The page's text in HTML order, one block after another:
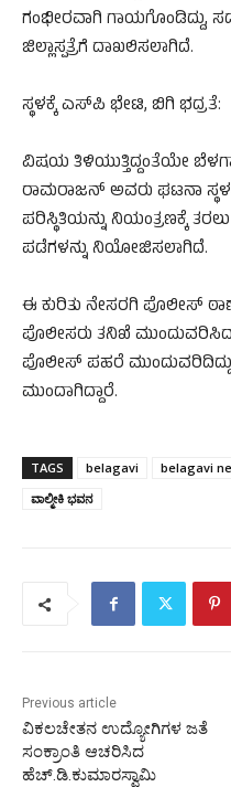
ಗಂಭೀರವಾಗಿ ಗಾಯಗೊಂಡಿದ್ದು,
ಜಿಲ್ಲಾಸ್ಪತ್ರೆಗೆ ದಾಖಲಿಸಲಾಗಿದೆ.
ಸ್ಥಳಕ್ಕೆ ಎಸ್‌ಪಿ ಭೇಟಿ, ಬಿಗಿ ಭದ್ರತೆ:
ವಿಷಯ ತಿಳಿಯುತ್ತಿದ್ದಂತೆಯೇ
ರಾಮರಾಜನ್ ಅವರು ಘಟನಾ
ಪರಿಸ್ಥಿತಿಯನ್ನು ನಿಯಂತ್ರಣಕ್ಕೆ
ಪಡೆಗಳನ್ನು ನಿಯೋಜಿಸಲಾಗಿದೆ.
ಈ ಕುರಿತು ನೇಸರಗಿ ಪೊಲೀಸ್
ಪೊಲೀಸರು ತನಿಖೆ
ಪೊಲೀಸ್ ಪಹರೆ
ಮುಂದಾಗಿದ್ದಾರೆ.
TAGS belagavi belagavi
ವಾಲ್ಮೀಕಿ ಭವನ
Previous article
ವಿಕಲಚೇತನ ಉದ್ಯೋಗಿಗಳ ಜತೆ
ಸಂಕ್ರಾಂತಿ ಆಚರಿಸಿದ
ಹೆಚ್.ಡಿ.ಕುಮಾರಸ್ವಾಮಿ